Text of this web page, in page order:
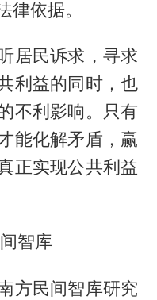
律依据。
居民诉求，寻求
利益的同时，也
不利影响。只有
能化解矛盾，赢
正实现公共利益
智库
方民间智库研究